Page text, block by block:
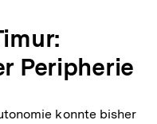
Fußnote
Peripherie
konnte bisher